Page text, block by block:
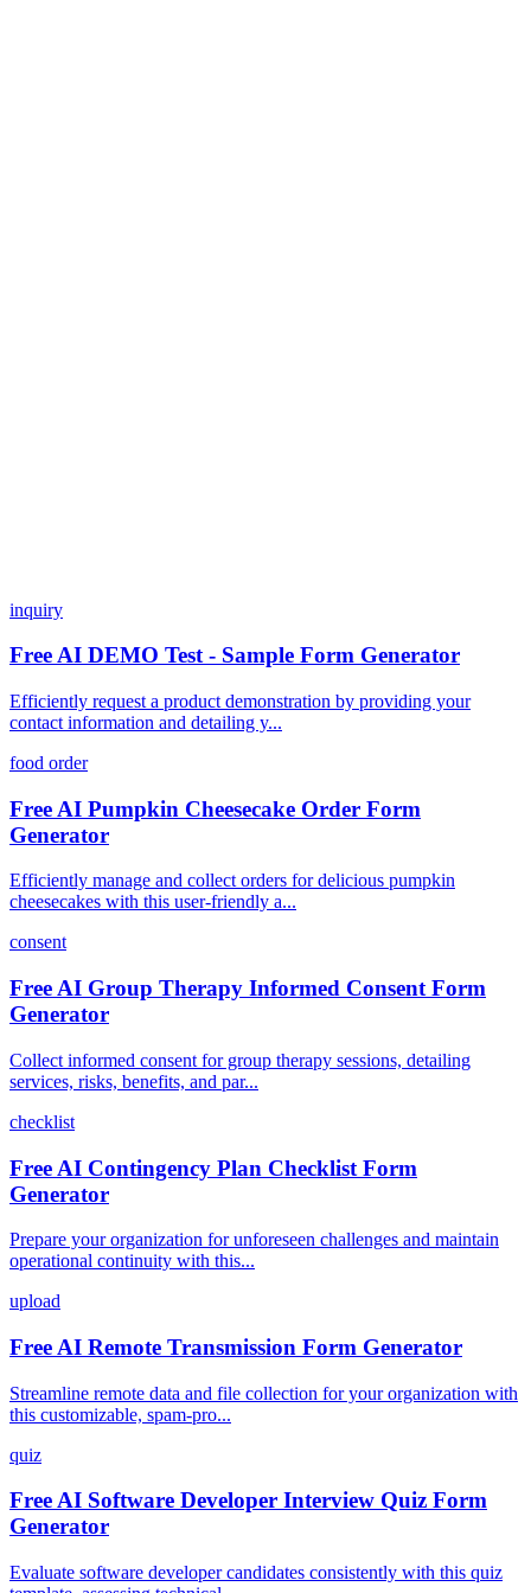
inquiry
Free AI DEMO Test - Sample Form Generator
Efficiently request a product demonstration by providing your
contact information and detailing y...
food order
Free AI Pumpkin Cheesecake Order Form
Generator
Efficiently manage and collect orders for delicious pumpkin
cheesecakes with this user-friendly a...
consent
Free AI Group Therapy Informed Consent Form
Generator
Collect informed consent for group therapy sessions, detailing
services, risks, benefits, and par...
checklist
Free AI Contingency Plan Checklist Form
Generator
Prepare your organization for unforeseen challenges and maintain
operational continuity with this...
upload
Free AI Remote Transmission Form Generator
Streamline remote data and file collection for your organization with
this customizable, spam-pro...
quiz
Free AI Software Developer Interview Quiz Form
Generator
Evaluate software developer candidates consistently with this quiz